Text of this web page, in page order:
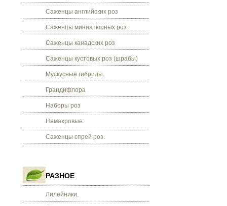
Саженцы английских роз
Саженцы миниатюрных роз
Саженцы канадских роз
Саженцы кустовых роз (шрабы)
Мускусные гибриды.
Грандифлора
Наборы роз
Немахровые
Саженцы спрей роз.
РАЗНОЕ
Лилейники.